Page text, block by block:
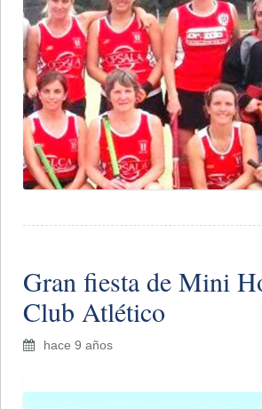
Gran fiesta de Mini
Club Atlético
hace 9 años